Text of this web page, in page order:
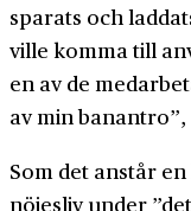
sparats och
ville komma till
en av de
av min
Som det anstår
nöjes­liv under